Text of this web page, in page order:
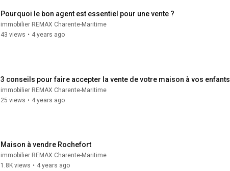
Pourquoi le bon agent est essentiel pour une vente ?
immobilier REMAX Charente-Maritime
43 views • 4 years ago
3 conseils pour faire accepter la vente de votre maison à vos enfants
immobilier REMAX Charente-Maritime
25 views • 4 years ago
Maison à vendre Rochefort
immobilier REMAX Charente-Maritime
1.8K views • 4 years ago